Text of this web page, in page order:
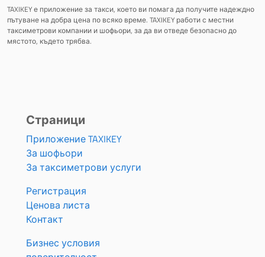
TAXIKEY е приложение за такси, което ви помага да получите надеждно
пътуване на добра цена по всяко време. TAXIKEY работи с местни
таксиметрови компании и шофьори, за да ви отведе безопасно до
мястото, където трябва.
Страници
Приложение TAXIKEY
За шофьори
За таксиметрови услуги
Регистрация
Ценова листа
Контакт
Бизнес условия